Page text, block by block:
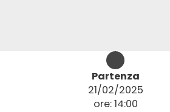
Partenza
21/02/2025
ore: 14:00